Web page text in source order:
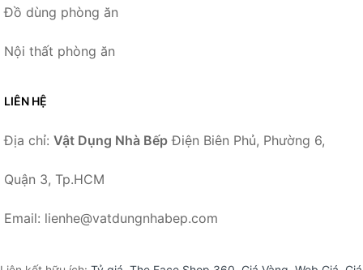
Đồ dùng phòng ăn
Nội thất phòng ăn
LIÊN HỆ
Địa chỉ: Vật Dụng Nhà Bếp Điện Biên Phủ, Phường 6,
Quận 3, Tp.HCM
Email: lienhe@vatdungnhabep.com